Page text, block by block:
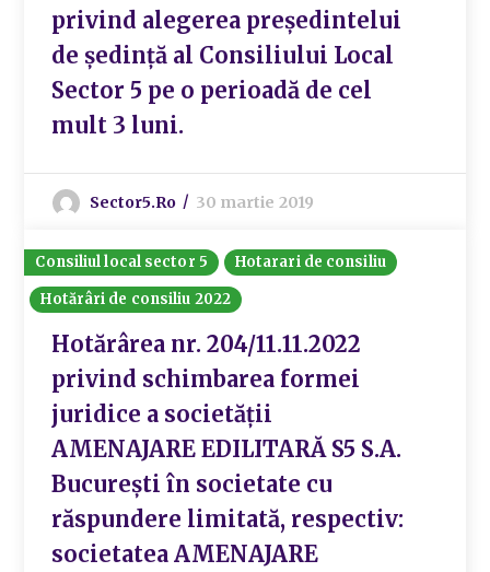
privind alegerea președintelui
de ședință al Consiliului Local
Sector 5 pe o perioadă de cel
mult 3 luni.
Sector5.ro 30 martie 2019
Consiliul local sector 5
Hotarari de consiliu
Hotărâri de consiliu 2022
Hotărârea nr. 204/11.11.2022
privind schimbarea formei
juridice a societății
AMENAJARE EDILITARĂ S5 S.A.
Bucureşti în societate cu
răspundere limitată, respectiv:
societatea AMENAJARE